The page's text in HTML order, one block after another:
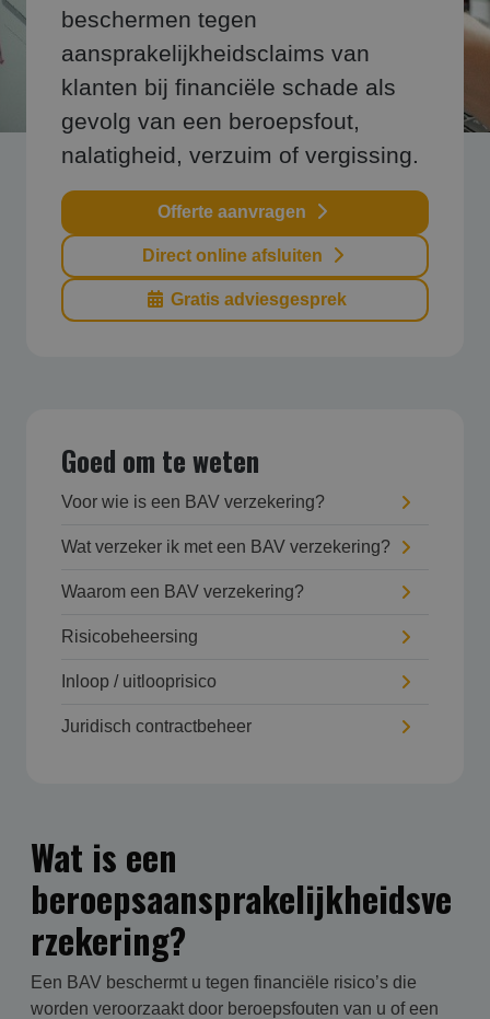
beschermen tegen
aansprakelijkheidsclaims van
klanten bij financiële schade als
gevolg van een beroepsfout,
nalatigheid, verzuim of vergissing.
Offerte aanvragen
Direct online afsluiten
Gratis adviesgesprek
Goed om te weten
Voor wie is een BAV verzekering?
Wat verzeker ik met een BAV verzekering?
Waarom een BAV verzekering?
Risicobeheersing
Inloop / uitlooprisico
Juridisch contractbeheer
Wat is een
beroepsaansprakelijkheidsve
rzekering?
Een BAV beschermt u tegen financiële risico’s die
worden veroorzaakt door beroepsfouten van u of een